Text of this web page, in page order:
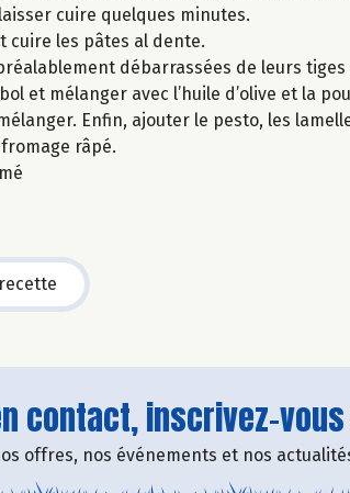
cuire quelques minutes.
cuire les pâtes al dente.
débarrassées de leurs
et mélanger avec l’huile d’olive et la
Enfin, ajouter le pesto, les
râpé.
contact, inscrivez-
offres, nos événements et nos